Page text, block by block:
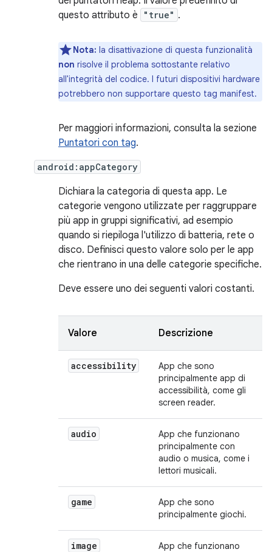
questo attributo è
"true" .
Nota: la disattivazione di questa funzionalità
non risolve il problema sottostante relativo
all'integrità del codice. I futuri dispositivi hardware
potrebbero non supportare questo tag manifest.
Per maggiori informazioni, consulta la sezione
Puntatori con tag.
android:appCategory
Dichiara la categoria di questa app. Le
categorie vengono utilizzate per raggruppare
più app in gruppi significativi, ad esempio
quando si riepiloga l'utilizzo di batteria, rete o
disco. Definisci questo valore solo per le app
che rientrano in una delle categorie specifiche.
Deve essere uno dei seguenti valori costanti.
Valore Descrizione
accessibility
App che sono
principalmente app di
accessibilità, come gli
screen reader.
audio
App che funzionano
principalmente con
audio o musica, come i
lettori musicali.
game
App che sono
principalmente giochi.
image
App che funzionano